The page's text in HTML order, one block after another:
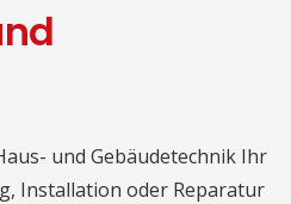
und Gebäudetechnik Ihr
Installation oder Reparatur